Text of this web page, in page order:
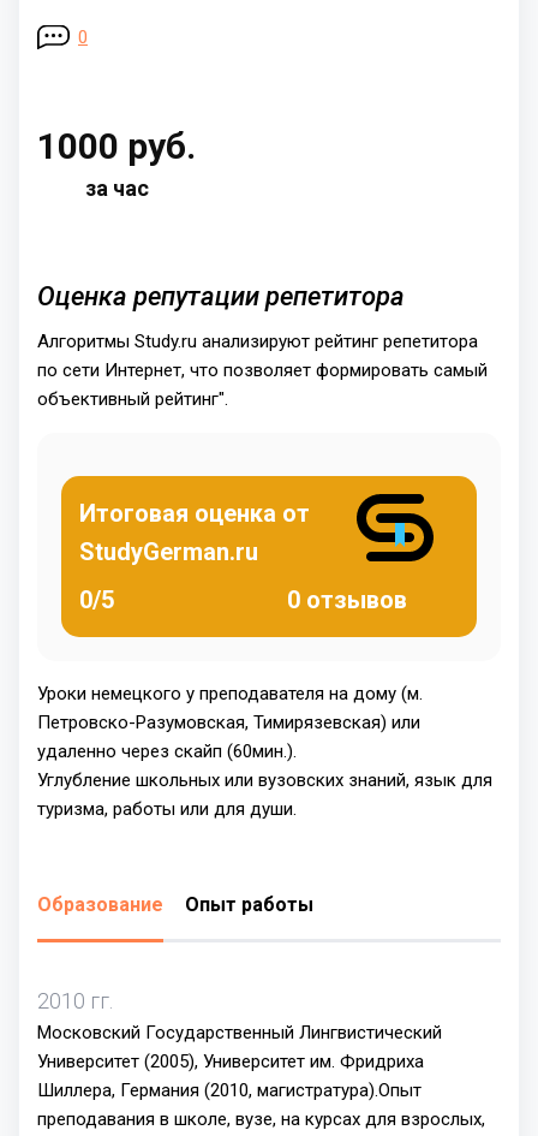
0
1000 руб.
за час
Оценка репутации репетитора
Алгоритмы Study.ru анализируют рейтинг репетитора
по сети Интернет, что позволяет формировать самый
объективный рейтинг".
Итоговая оценка от
StudyGerman.ru
0/5
0 отзывов
Уроки немецкого у преподавателя на дому (м.
Петровско-Разумовская, Тимирязевская) или
удаленно через скайп (60мин.).
Углубление школьных или вузовских знаний, язык для
туризма, работы или для души.
Образование Опыт работы
2010 гг.
Московский Государственный Лингвистический
Университет (2005), Университет им. Фридриха
Шиллера, Германия (2010, магистратура).Опыт
преподавания в школе, вузе, на курсах для взрослых,